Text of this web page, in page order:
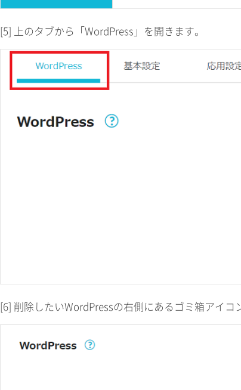
[5] 上のタブから「WordPress」を開きます。
[6] 削除したいWordPressの右側にあるゴミ箱アイコ